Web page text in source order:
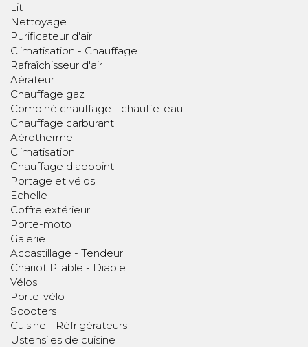
Lit
Nettoyage
Purificateur d'air
Climatisation - Chauffage
Rafraîchisseur d'air
Aérateur
Chauffage gaz
Combiné chauffage - chauffe-eau
Chauffage carburant
Aérotherme
Climatisation
Chauffage d'appoint
Portage et vélos
Echelle
Coffre extérieur
Porte-moto
Galerie
Accastillage - Tendeur
Chariot Pliable - Diable
Vélos
Porte-vélo
Scooters
Cuisine - Réfrigérateurs
Ustensiles de cuisine